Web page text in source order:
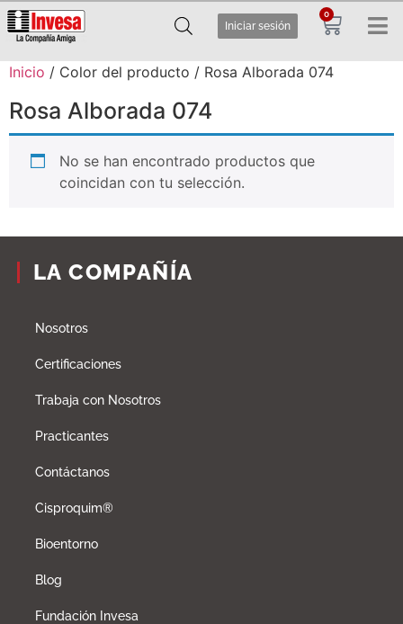
Iniciar sesión
0
Inicio / Color del producto / Rosa Alborada 074
Rosa Alborada 074
No se han encontrado productos que
coincidan con tu selección.
LA COMPAÑÍA
Nosotros
Certificaciones
Trabaja con Nosotros
Practicantes
Contáctanos
Cisproquim®
Bioentorno
Blog
Fundación Invesa